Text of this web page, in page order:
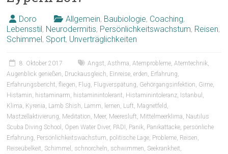
Doro Allgemein, Baubiologie, Coaching,
Lebensstil, Neurodermitis, Persönlichkeitswachstum, Reisen,
Schimmel, Sport, Unverträglichkeiten
8. Oktober 2017 Angst,Asthma,Atemprobleme,Atemtechnik,
Augenblick genießen, Druckausgleich, Einreise,erden, Erfahrung,
Erfahrungsbericht,fliegen, Flug, Flugverspätung, Gehörgangsinfektion, Girne,
Histamin, histaminarm, histaminintolerant, Histaminintoleranz, Istanbul ,
Klima, Kyrenia, Lamb Shish, Lamm, lernen, Luft, Magnetfeld ,
Mastzellaktivierung, Meditation, Meer, Meeresluft, Mittelmeerklima, Nautilus
Scuba Diving School , Open Water Diver, PADI, Panik, Panikattacke, persönliche
Erfahrung, Persönlichkeitswachstum, politische Lage, Probleme, Reisen,
Reiseübelkeit, Schimmel , schnorcheln, schwimmen, Seekrankheit,